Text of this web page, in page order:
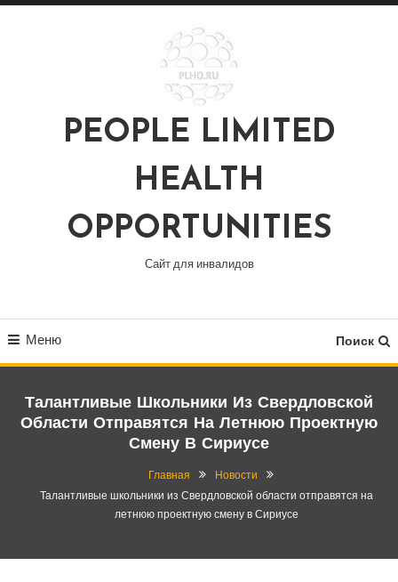
Перейти
PEOPLE LIMITED
HEALTH
OPPORTUNITIES
Сайт для инвалидов
Меню Поиск
Талантливые Школьники Из Свердловской
Области Отправятся На Летнюю Проектную
Смену В Сириусе
Главная
Новости
Талантливые школьники из Свердловской области отправятся на
летнюю проектную смену в Сириусе